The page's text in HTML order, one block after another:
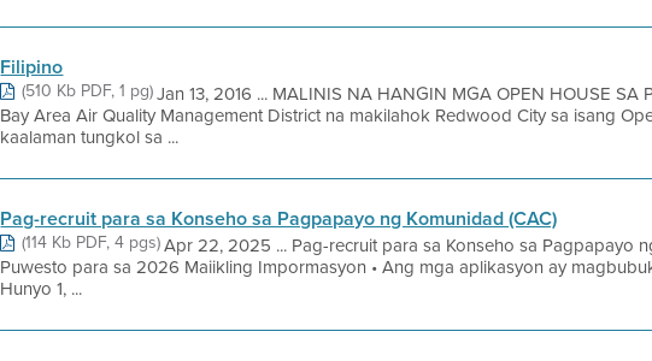
Filipino
(510 Kb PDF, 1 pg)Jan 13, 2016 ... MALINIS NA HANGIN MGA OPEN HOUSE
Bay Area Air Quality Management District na makilahok Redwood City sa isang
kaalaman tungkol sa ...
Pag-recruit para sa Konseho sa Pagpapayo ng Komunidad (CAC)
(114 Kb PDF, 4 pgs)Apr 22, 2025 ... Pag-recruit para sa Konseho sa Pagpapayo
Puwesto para sa 2026 Maiikling Impormasyon • Ang mga aplikasyon ay
Hunyo 1, ...